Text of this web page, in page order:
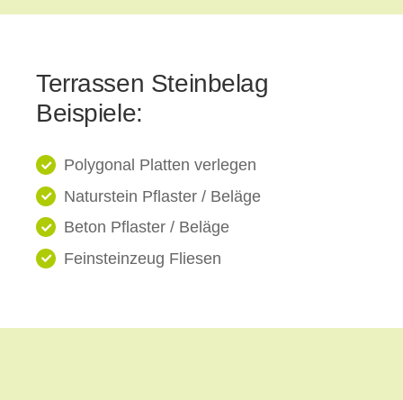
Terrassen Steinbelag
Beispiele:
Polygonal Platten verlegen
Naturstein Pflaster / Beläge
Beton Pflaster / Beläge
Feinsteinzeug Fliesen